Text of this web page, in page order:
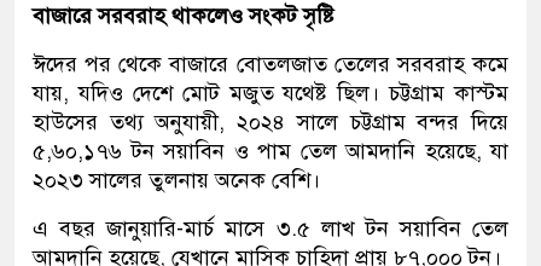
বাজারে সরবরাহ থাকলেও সংকট সৃষ্টি
ঈদের পর থেকে বাজারে বোতলজাত তেলের সরবরাহ কমে
যায়, যদিও দেশে মোট মজুত যথেষ্ট ছিল। চট্টগ্রাম কাস্টম
হাউসের তথ্য অনুযায়ী, ২০২৪ সালে চট্টগ্রাম বন্দর দিয়ে
৫,৬০,১৭৬ টন সয়াবিন ও পাম তেল আমদানি হয়েছে, যা
২০২৩ সালের তুলনায় অনেক বেশি।
এ বছর জানুয়ারি-মার্চ মাসে ৩.৫ লাখ টন সয়াবিন তেল
আমদানি হয়েছে, যেখানে মাসিক চাহিদা প্রায় ৮৭,০০০ টন।